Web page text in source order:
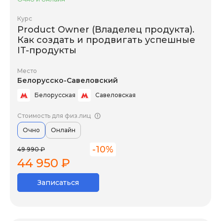
Курс
Product Owner (Владелец продукта).
Как создать и продвигать успешные
IT-продукты
Место
Белорусско-Савеловский
Белорусская Савеловская
Стоимость для физ.лиц
Очно
Онлайн
49 990 ₽ -10%
44 950 ₽
Записаться